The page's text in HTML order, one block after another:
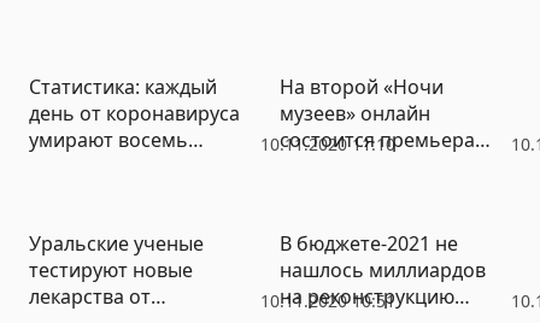
10.11.2020 11:10
Статистика: каждый
день от коронавируса
умирают восемь
На второй «Ночи
музеев» онлайн
состоится премьера
10.11.2020 10:51
Уральские ученые
тестируют новые
лекарства от
В бюджете-2021 не
нашлось миллиардов
на реконструкцию